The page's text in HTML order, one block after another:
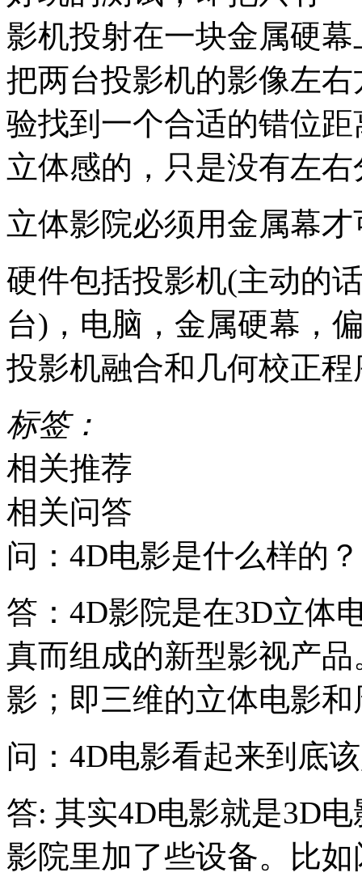
影机投射在一块金属硬
把两台投影机的影像左
验找到一个合适的错位
立体感的，只是没有左
立体影院必须用金属幕
硬件包括投影机(主动的
台)，电脑，金属硬幕，
投影机融合和几何校正
标签：
相关推荐
相关问答
问：4D电影是什么样的？
答：4D影院是在3D立体
真而组成的新型影视产
影；即三维的立体电影
问：4D电影看起来到底
答: 其实4D电影就是3D
影院里加了些设备。比